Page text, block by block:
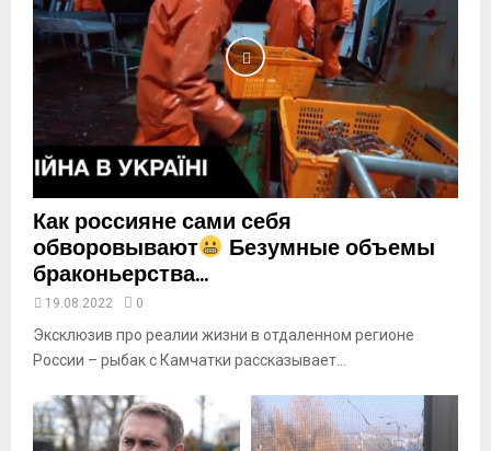
y
b
e
Как россияне сами себя
обворовывают Безумные объемы
браконьерства...
19.08.2022 0
Эксклюзив про реалии жизни в отдаленном регионе
России – рыбак с Камчатки рассказывает...